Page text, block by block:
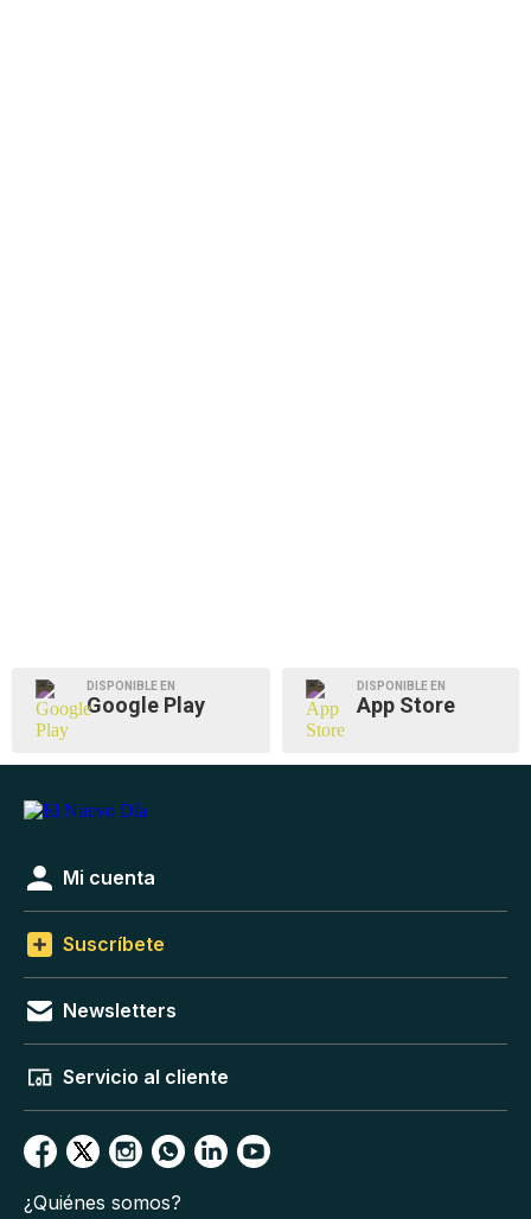
DISPONIBLE EN
Google Play
DISPONIBLE EN
App Store
Mi cuenta
Suscríbete
Newsletters
Servicio al cliente
¿Quiénes somos?